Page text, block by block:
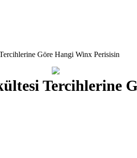
Göre Hangi Winx Perisisin
Tercihlerine